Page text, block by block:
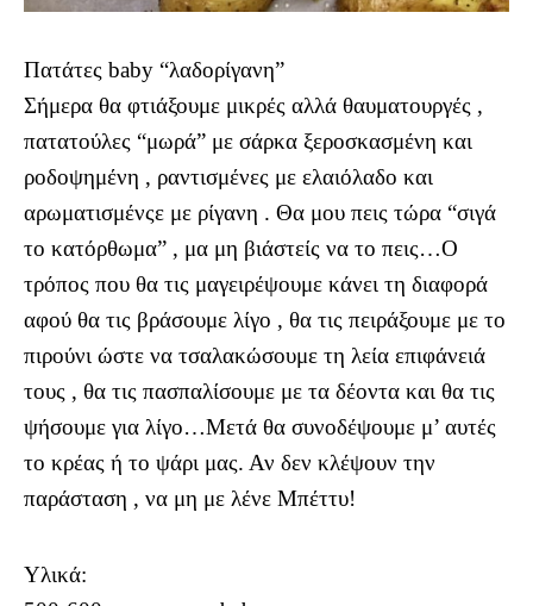
Πατάτες baby “λαδορίγανη”
Σήμερα θα φτιάξουμε μικρές αλλά θαυματουργές ,
πατατούλες “μωρά” με σάρκα ξεροσκασμένη και
ροδοψημένη , ραντισμένες με ελαιόλαδο και
αρωματισμένςε με ρίγανη . Θα μου πεις τώρα “σιγά
το κατόρθωμα” , μα μη βιάστείς να το πεις…Ο
τρόπος που θα τις μαγειρέψουμε κάνει τη διαφορά
αφού θα τις βράσουμε λίγο , θα τις πειράξουμε με το
πιρούνι ώστε να τσαλακώσουμε τη λεία επιφάνειά
τους , θα τις πασπαλίσουμε με τα δέοντα και θα τις
ψήσουμε για λίγο…Μετά θα συνοδέψουμε μ’ αυτές
το κρέας ή το ψάρι μας. Αν δεν κλέψουν την
παράσταση , να μη με λένε Μπέττυ!
Υλικά: